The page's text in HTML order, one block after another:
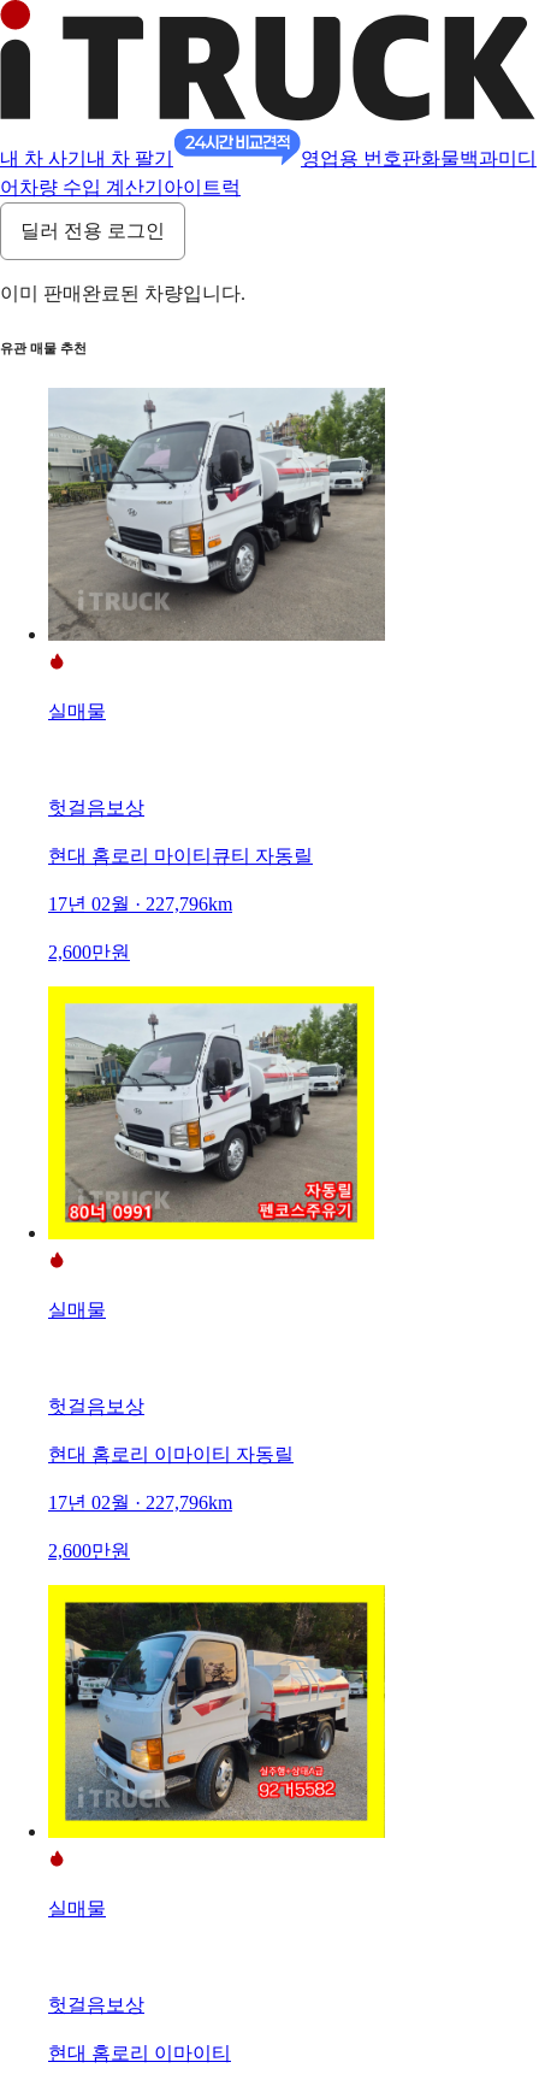
내 차 사기 내 차 팔기 영업용 번호판화물백과미디
어 차량 수입 계산기 아이트럭
딜러 전용 로그인
이미 판매완료된 차량입니다.
유관 매물 추천
실매물
헛걸음보상
현대 홈로리 마이티큐티 자동릴
17년 02월 · 227,796km
2,600만원
실매물
헛걸음보상
현대 홈로리 이마이티 자동릴
17년 02월 · 227,796km
2,600만원
실매물
헛걸음보상
현대 홈로리 이마이티